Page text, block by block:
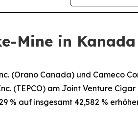
Mine in Kanada
(Orano Canada) und Cameco
(TEPCO) am Joint Venture
% auf insgesamt 42,582 %